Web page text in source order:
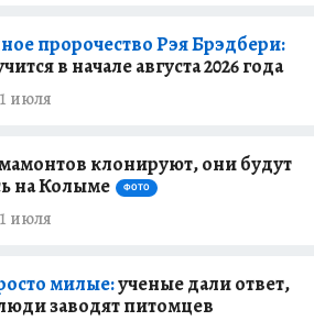
пророчество Рэя Брэдбери:
в начале августа 2026 года
июля
клонируют, они будут
на Колыме
ФОТО
июля
милые:ученые дали ответ,
заводят питомцев